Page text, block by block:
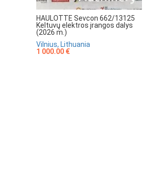
HAULOTTE Sevcon 662/13125
Keltuvų elektros įrangos dalys
(2026 m.)
Vilnius, Lithuania
1 000.00 €